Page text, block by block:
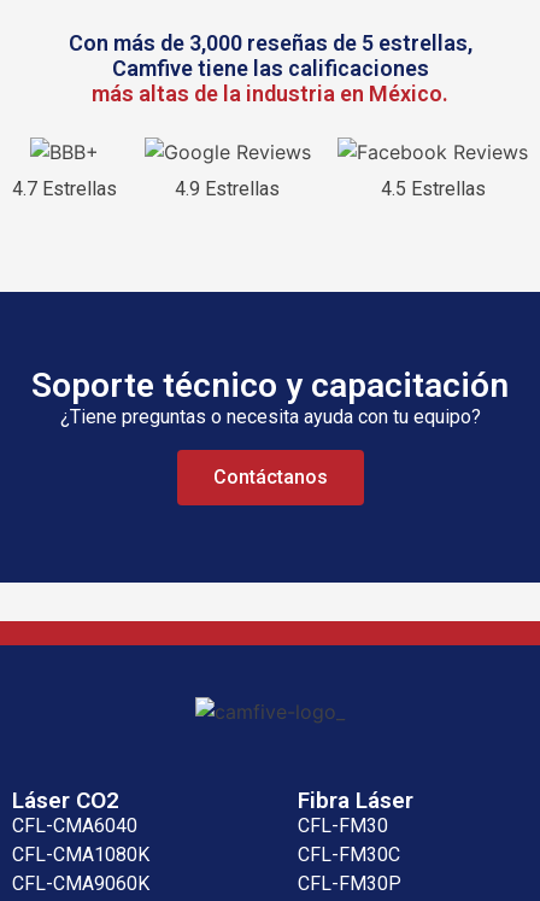
Con más de 3,000 reseñas de 5 estrellas,
Camfive tiene las calificaciones
más altas de la industria en México.
4.7 Estrellas 4.9 Estrellas 4.5 Estrellas
Soporte técnico y capacitación
¿Tiene preguntas o necesita ayuda con tu equipo?
Contáctanos
Láser CO2
CFL-CMA6040
CFL-CMA1080K
CFL-CMA9060K
Fibra Láser
CFL-FM30
CFL-FM30C
CFL-FM30P